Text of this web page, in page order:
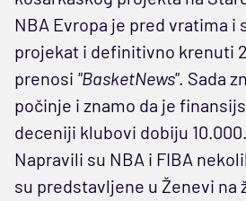
NBA Evropa je pred vratima i
projekat i definitivno krenuti
prenosi "BasketNews". Sada
počinje i znamo da je
deceniji klubovi dobiju
Napravili su NBA i FIBA
su predstavljene u Ženevi na